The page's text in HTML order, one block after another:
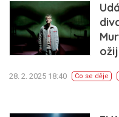
28. 2. 2025 18:40 Co se děje